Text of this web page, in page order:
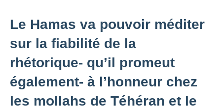
Le Hamas va pouvoir méditer
sur la fiabilité de la
rhétorique- qu’il promeut
également- à l’honneur chez
les mollahs de Téhéran et le